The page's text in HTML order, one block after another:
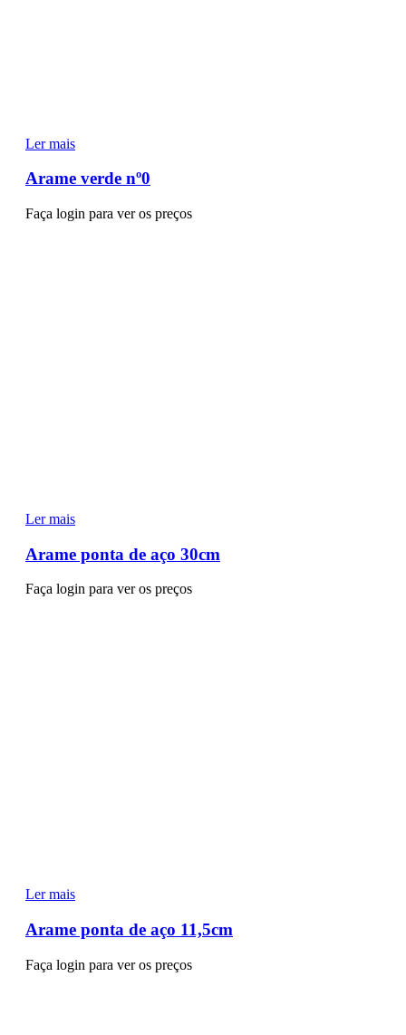
Ler mais
Arame verde nº0
Faça login para ver os preços
Ler mais
Arame ponta de aço 30cm
Faça login para ver os preços
Ler mais
Arame ponta de aço 11,5cm
Faça login para ver os preços